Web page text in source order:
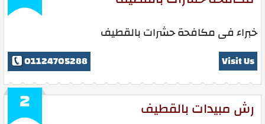
خبراء فى مكافحة حشرات بالقطيف
01124705288 Visit Us
2 رش مبيدات بالقطيف